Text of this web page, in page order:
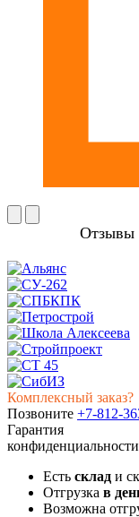
Отзывы
Комплексный заказ?
Позвоните +7-812-
Гарантия
конфиденциальности
Есть склад и
Отгрузка в
Возможна